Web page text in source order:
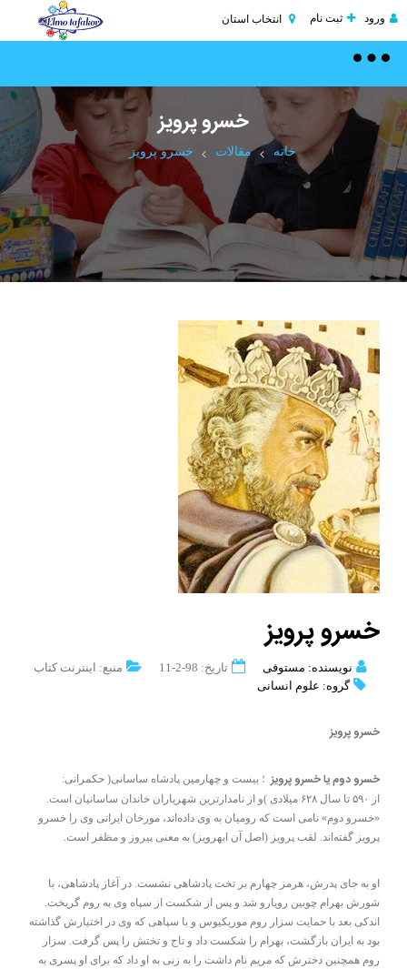
ورود ثبت نام انتخاب استان
Toggle
خسرو پرویز
خانه مقالات خسرو پرویز
خسرو پرویز
نویسنده: مستوفی تاریخ: 98-2-11
منبع: اینترنت کتاب
گروه: علوم انسانی
خسرو پرویز
خسرو دومیاخسرو پرویز ؛ بیست و چهارمین پادشاه ساسانی( حکمرانی:
از ۵۹۰ تا سال ۶۲۸ میلادی )و از نامدارترین شهریاران خاندان ساسانیان است.
«خسرو دوم» نامی است که رومیان به وی داده‌اند، مورخان ایرانی وی را خسرو
پرویز گفته‌اند. لقب پرویز (اصل آن ابهرویز) به معنی پیروز و مظفر است.
او به جای پدرش، هرمز چهارم بر تخت پادشاهی نشست. در آغاز پادشاهی، با
شورش بهرام چوبین رویارو شد و پس از شکست از سپاه وی به روم گریخت.
اندکی بعد با حمایت سزار روم موریکیوس و با سپاهی که وی در اختیارش گذاشته
بود به ایران بازگشت، بهرام را شکست داد و تاج و تختش را پس گرفت. سزار
روم همچنین دخترش که مریم نام داشت را به زنی به او داد که برای او پسری به